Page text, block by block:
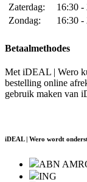
Zaterdag:
16:30 -
Zondag:
16:30 -
Betaalmethodes
Met iDEAL | Wero
bestelling online
gebruik maken van
iDEAL | Wero wordt
ABN
ING